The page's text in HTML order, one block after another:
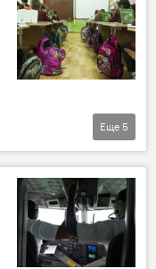
ремонт
Еще 5